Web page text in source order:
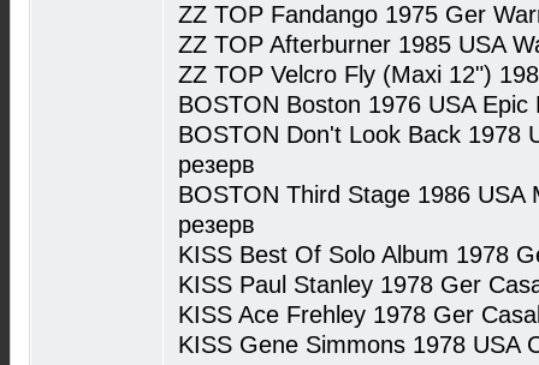
ZZ TOP Fandango 1975 Ger
ZZ TOP Afterburner 1985 USA
ZZ TOP Velcro Fly (Maxi 12")
BOSTON Boston 1976 USA
BOSTON Don't Look Back 1978
резерв
BOSTON Third Stage 1986 USA
резерв
KISS Best Of Solo Album 1978
KISS Paul Stanley 1978 Ger
KISS Ace Frehley 1978 Ger
KISS Gene Simmons 1978 USA